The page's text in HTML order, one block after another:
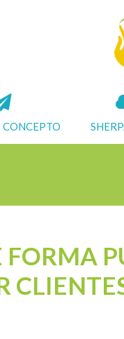
CONCEPTO
FORMA